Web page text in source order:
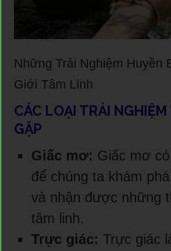
Những Trải Nghiệm Huyền
Giới Tâm Linh
CÁC LOẠI TRẢI
GẶP
Giấc mơ: Giấc mơ
để chúng ta khám
và nhận được những
tâm linh.
Trực giác: Trực giác